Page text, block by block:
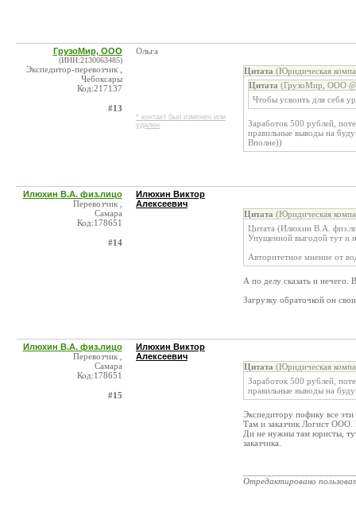
ГрузоМир, ООО
(ИНН:2130063485)
Экспедитор-перевозчик ,
Чебоксары
Код:217137
#13
Ольга
* контакт был изменен или
удален
Цитата (Юридическая
Цитата (ГрузоМир, ООО
Чтобы усвоить для себя
Заработок 500 рублей,
правильные выводы на
Вполне))
Илюхин В.А. физ.лицо
Перевозчик ,
Самара
Код:178651
#14
Илюхин Виктор
Алексеевич
Цитата (Юридическая
Цитата (Илюхин В.А.
Упущенной выгодой тут и
Авторитетное мнение от
А по делу сказать и нечего.
Загрузку обраточкой он
Илюхин В.А. физ.лицо
Перевозчик ,
Самара
Код:178651
#15
Илюхин Виктор
Алексеевич
Цитата (Юридическая
Заработок 500 рублей,
правильные выводы на
Экспедитору пофику все
Там и заказчик Логист ООО.
Ди не нужны там юристы,
заказчика.
Отредактировано